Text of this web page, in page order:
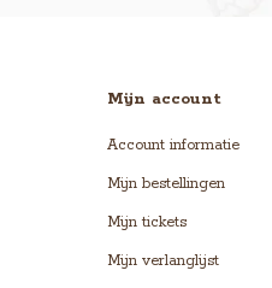
Mijn account
Account informatie
Mijn bestellingen
Mijn tickets
Mijn verlanglijst